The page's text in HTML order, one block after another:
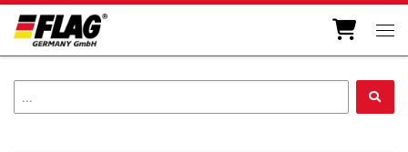
Zum Inhalt springen